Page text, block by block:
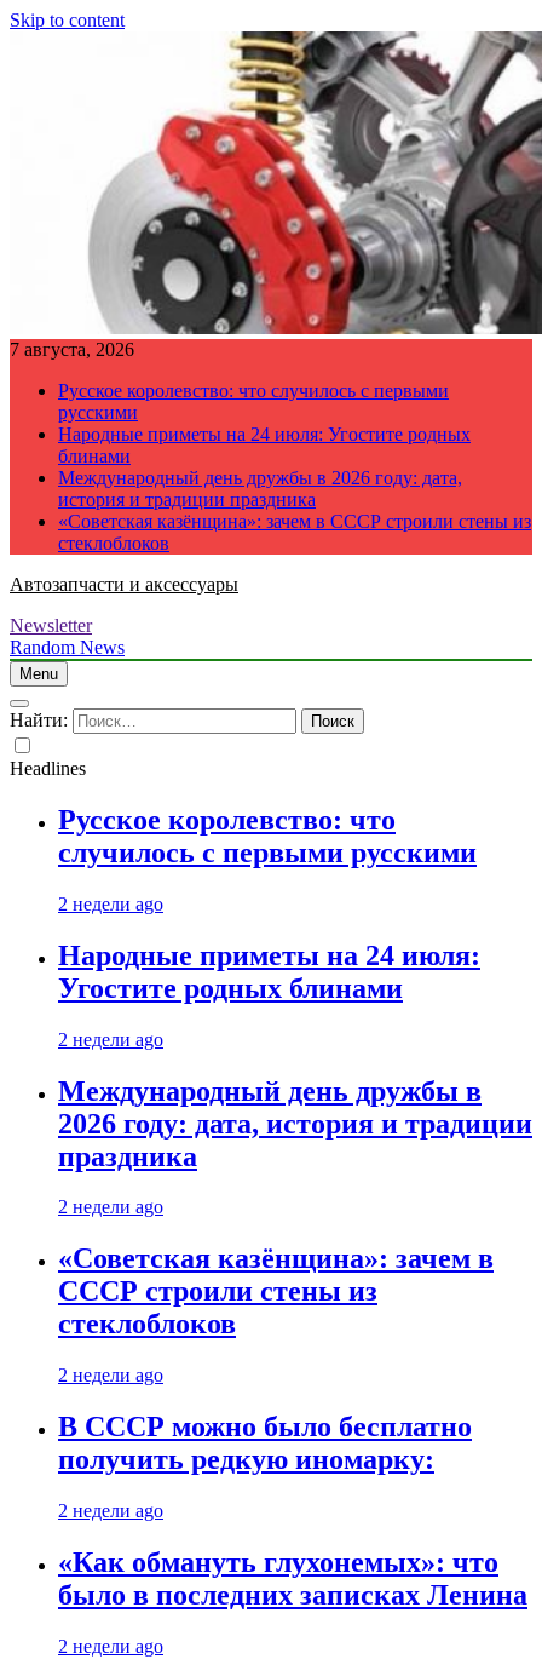
Skip to content
7 августа, 2026
Русское королевство: что случилось с первыми
русскими
Народные приметы на 24 июля: Угостите родных
блинами
Международный день дружбы в 2026 году: дата,
история и традиции праздника
«Советская казёнщина»: зачем в СССР строили стены из
стеклоблоков
Автозапчасти и аксессуары
Newsletter
Random News
Menu
Найти:
Headlines
Русское королевство: что
случилось с первыми русскими
2 недели ago
Народные приметы на 24 июля:
Угостите родных блинами
2 недели ago
Международный день дружбы в
2026 году: дата, история и традиции
праздника
2 недели ago
«Советская казёнщина»: зачем в
СССР строили стены из
стеклоблоков
2 недели ago
В СССР можно было бесплатно
получить редкую иномарку:
2 недели ago
«Как обмануть глухонемых»: что
было в последних записках Ленина
2 недели ago